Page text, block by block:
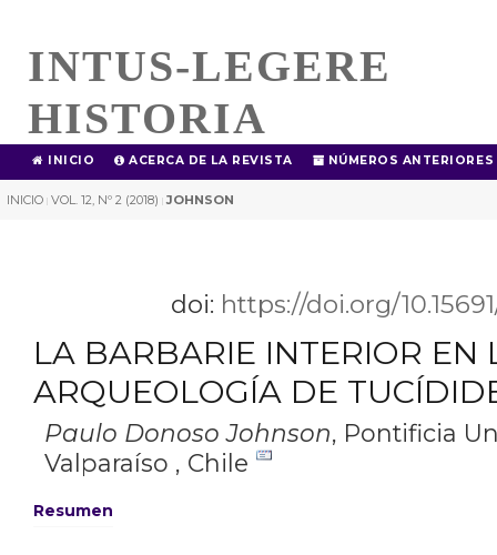
INTUS-LEGERE
HISTORIA
INICIO ACERCA DE LA REVISTA NÚMEROS ANTERIORES
INICIO | VOL. 12, Nº 2 (2018) |JOHNSON
doi: https://doi.org/
LA BARBARIE INTERIOR EN
ARQUEOLOGÍA DE
Paulo Donoso Johnson, Pontificia
Valparaíso , Chile
Resumen